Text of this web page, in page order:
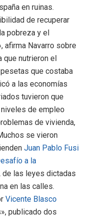
en ruinas.
de recuperar
pobreza y el
afirma Navarro sobre
que nutrieron el
que costaba
a las economías
tuvieron que
de empleo
de vivienda,
se vieron
Juan Pablo Fusi
a la
de las leyes dictadas
en las calles.
Vicente Blasco
publicado dos